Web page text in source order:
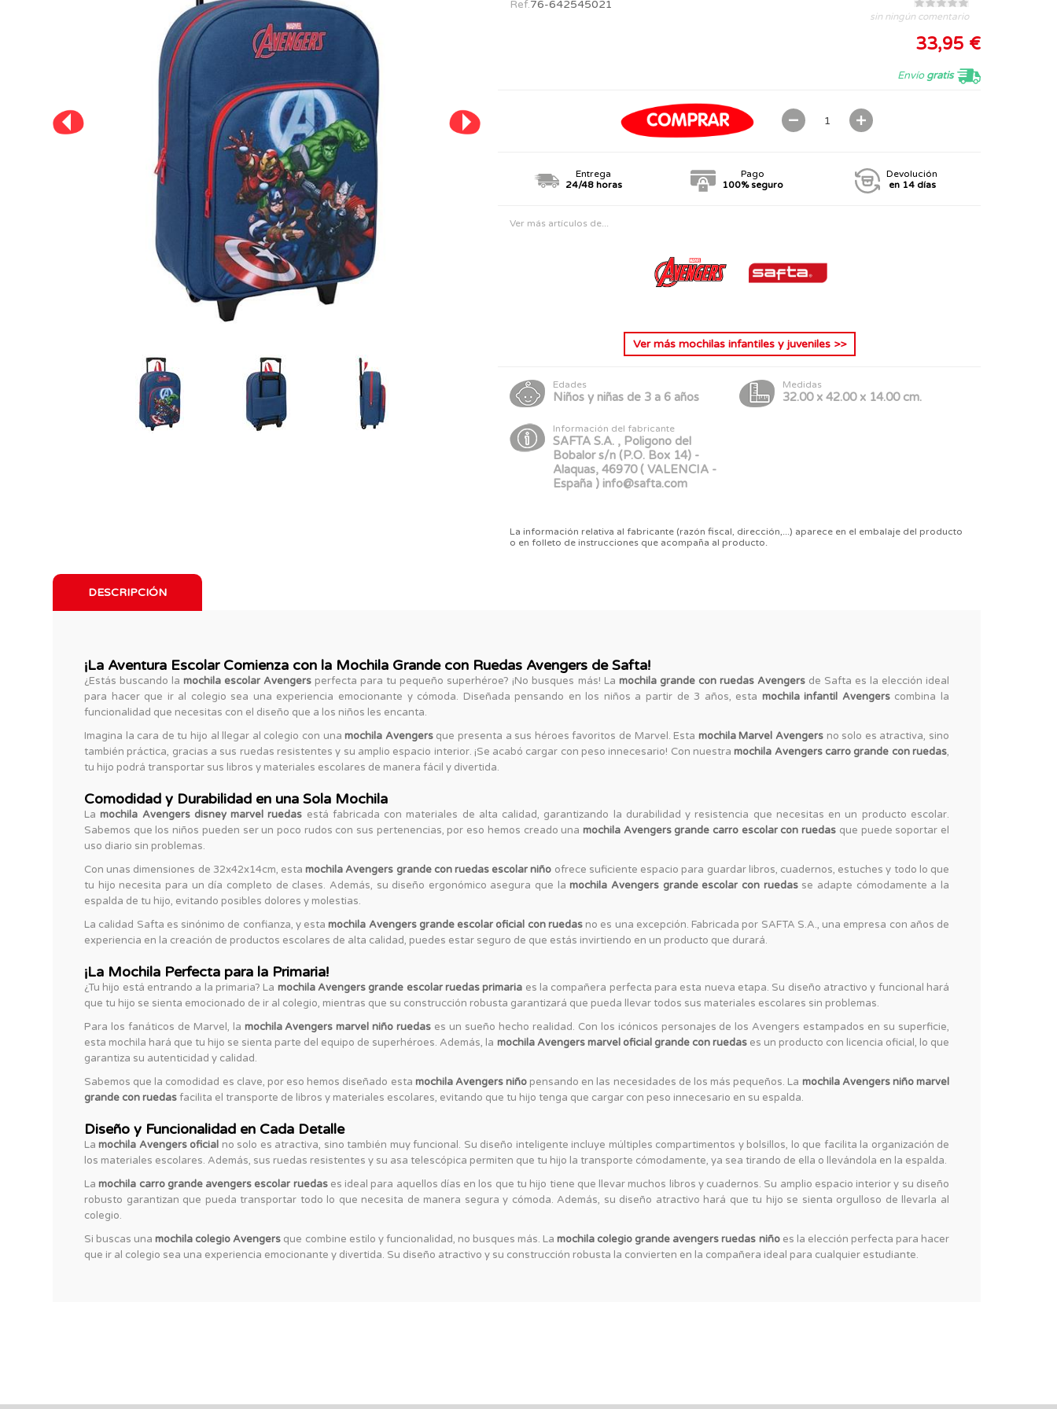
PERSONAJES
Ref.76-642545021
sin ningún comentario
33,95 €
Envíogratis
Entrega
24/48 horas
Pago
100% seguro
Devolución
en 14 días
Ver más artículos de...
Ver más mochilas infantiles y juveniles>>
Edades
Niños y niñas de 3 a 6 años
Medidas
32.00 x 42.00 x 14.00 cm.
Información del fabricante
SAFTA S.A. , Poligono del
Bobalor s/n (P.O. Box 14) -
Alaquas, 46970 ( VALENCIA -
España ) info@safta.com
La información relativa al fabricante (razón fiscal, dirección,...) aparece en el embalaje del producto
o en folleto de instrucciones que acompaña al producto.
DESCRIPCIÓN
¡La Aventura Escolar Comienza con la Mochila Grande con Ruedas Avengers de Safta!
¿Estás buscando lamochila escolar Avengers perfecta para tu pequeño superhéroe? ¡No busques más! La mochila grande con ruedas Avengersde Safta es la elección ideal
para hacer que ir al colegio sea una experiencia emocionante y cómoda. Diseñada pensando en los niños a partir de 3 años, esta mochila infantil Avengerscombina la
funcionalidad que necesitas con el diseño que a los niños les encanta.
Imagina la cara de tu hijo al llegar al colegio con unamochila Avengersque presenta a sus héroes favoritos de Marvel. Esta mochila Marvel Avengers no solo es atractiva, sino
también práctica, gracias a sus ruedas resistentes y su amplio espacio interior. ¡Se acabó cargar con peso innecesario! Con nuestramochila Avengers carro grande con ruedas,
tu hijo podrá transportar sus libros y materiales escolares de manera fácil y divertida.
Comodidad y Durabilidad en una Sola Mochila
Lamochila Avengers disney marvel ruedas está fabricada con materiales de alta calidad, garantizando la durabilidad y resistencia que necesitas en un producto escolar.
Sabemos que los niños pueden ser un poco rudos con sus pertenencias, por eso hemos creado una mochila Avengers grande carro escolar con ruedas que puede soportar el
uso diario sin problemas.
Con unas dimensiones de 32x42x14cm, estamochila Avengers grande con ruedas escolar niño ofrece suficiente espacio para guardar libros, cuadernos, estuches y todo lo que
tu hijo necesita para un día completo de clases. Además, su diseño ergonómico asegura que lamochila Avengers grande escolar con ruedasse adapte cómodamente a la
espalda de tu hijo, evitando posibles dolores y molestias.
La calidad Safta es sinónimo de confianza, y estamochila Avengers grande escolar oficial con ruedasno es una excepción. Fabricada por SAFTA S.A., una empresa con años de
experiencia en la creación de productos escolares de alta calidad, puedes estar seguro de que estás invirtiendo en un producto que durará.
¡La Mochila Perfecta para la Primaria!
¿Tu hijo está entrando a la primaria? La mochila Avengers grande escolar ruedas primaria es la compañera perfecta para esta nueva etapa. Su diseño atractivo y funcional hará
que tu hijo se sienta emocionado de ir al colegio, mientras que su construcción robusta garantizará que pueda llevar todos sus materiales escolares sin problemas.
Para los fanáticos de Marvel, la mochila Avengers marvel niño ruedas es un sueño hecho realidad. Con los icónicos personajes de los Avengers estampados en su superficie,
esta mochila hará que tu hijo se sienta parte del equipo de superhéroes. Además, la mochila Avengers marvel oficial grande con ruedases un producto con licencia oficial, lo que
garantiza su autenticidad y calidad.
Sabemos que la comodidad es clave, por eso hemos diseñado esta mochila Avengers niño pensando en las necesidades de los más pequeños. La mochila Avengers niño marvel
grande con ruedasfacilita el transporte de libros y materiales escolares, evitando que tu hijo tenga que cargar con peso innecesario en su espalda.
Diseño y Funcionalidad en Cada Detalle
Lamochila Avengers oficial no solo es atractiva, sino también muy funcional. Su diseño inteligente incluye múltiples compartimentos y bolsillos, lo que facilita la organización de
los materiales escolares. Además, sus ruedas resistentes y su asa telescópica permiten que tu hijo la transporte cómodamente, ya sea tirando de ella o llevándola en la espalda.
Lamochila carro grande avengers escolar ruedases ideal para aquellos días en los que tu hijo tiene que llevar muchos libros y cuadernos. Su amplio espacio interior y su diseño
robusto garantizan que pueda transportar todo lo que necesita de manera segura y cómoda. Además, su diseño atractivo hará que tu hijo se sienta orgulloso de llevarla al
colegio.
Si buscas unamochila colegio Avengers que combine estilo y funcionalidad, no busques más. Lamochila colegio grande avengers ruedas niñoes la elección perfecta para hacer
que ir al colegio sea una experiencia emocionante y divertida. Su diseño atractivo y su construcción robusta la convierten en la compañera ideal para cualquier estudiante.